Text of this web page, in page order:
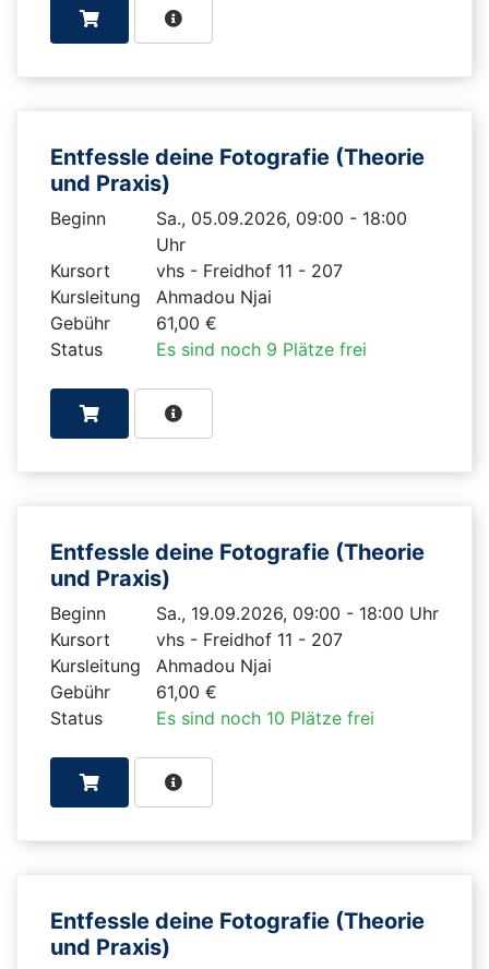
Entfessle deine Fotografie (Theorie
und Praxis)
Beginn
Sa., 05.09.2026, 09:00 - 18:00
Uhr
Kursort
vhs - Freidhof 11 - 207
Kursleitung
Ahmadou Njai
Gebühr
61,00 €
Status
Es sind noch 9 Plätze frei
Entfessle deine Fotografie (Theorie
und Praxis)
Beginn
Sa., 19.09.2026, 09:00 - 18:00 Uhr
Kursort
vhs - Freidhof 11 - 207
Kursleitung
Ahmadou Njai
Gebühr
61,00 €
Status
Es sind noch 10 Plätze frei
Entfessle deine Fotografie (Theorie
und Praxis)